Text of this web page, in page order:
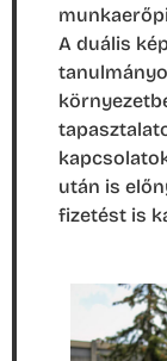
A duális
után is
fizetést is